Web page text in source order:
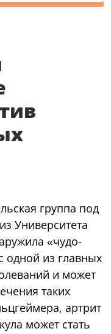
группа под
Университета
«чудо-
одной из главных
и может
таких
артрит
может стать